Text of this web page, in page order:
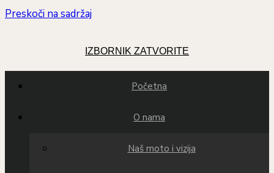
Preskoči na sadržaj
IZBORNIK ZATVORITE
Početna
O nama
Naš moto i vizija